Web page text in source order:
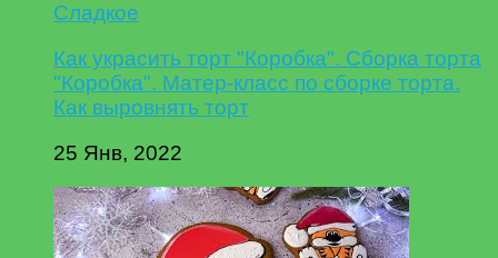
Сладкое
Как украсить торт "Коробка". Сборка торта
"Коробка". Матер-класс по сборке торта.
Как выровнять торт
25 Янв, 2022